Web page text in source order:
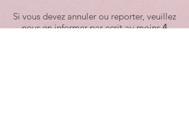
Si vous devez annuler ou reporter, veuillez
nous en informer par ecrit au moins4